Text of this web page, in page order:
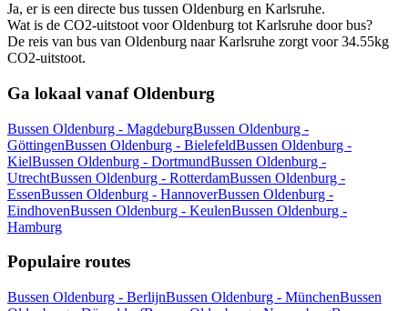
Ja, er is een directe bus tussen Oldenburg en Karlsruhe.
Wat is de CO2-uitstoot voor Oldenburg tot Karlsruhe door bus?
De reis van bus van Oldenburg naar Karlsruhe zorgt voor 34.55kg
CO2-uitstoot.
Ga lokaal vanaf Oldenburg
Bussen Oldenburg - MagdeburgBussen Oldenburg -
GöttingenBussen Oldenburg - BielefeldBussen Oldenburg -
KielBussen Oldenburg - DortmundBussen Oldenburg -
UtrechtBussen Oldenburg - RotterdamBussen Oldenburg -
EssenBussen Oldenburg - HannoverBussen Oldenburg -
EindhovenBussen Oldenburg - KeulenBussen Oldenburg -
Hamburg
Populaire routes
Bussen Oldenburg - BerlijnBussen Oldenburg - MünchenBussen